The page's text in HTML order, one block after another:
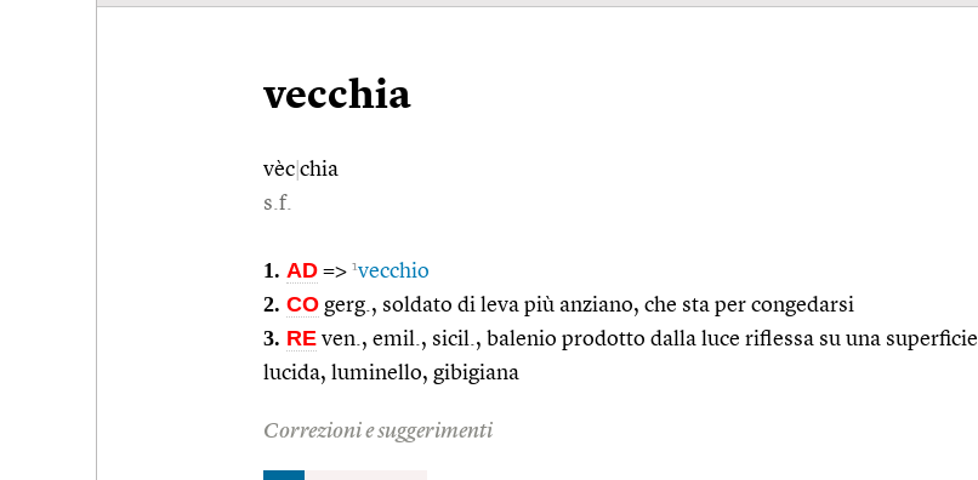
vecchia
vèc chia
s.f.
1. AD => 1vecchio
2. CO gerg., soldato di leva più anziano, che sta per congedarsi
3. RE ven., emil., sicil., balenio prodotto dalla luce riflessa su una superficie
lucida, luminello, gibigiana
Correzioni e suggerimenti